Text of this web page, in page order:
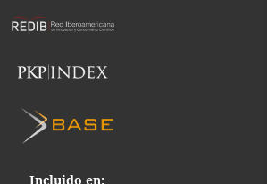
Incluido en: